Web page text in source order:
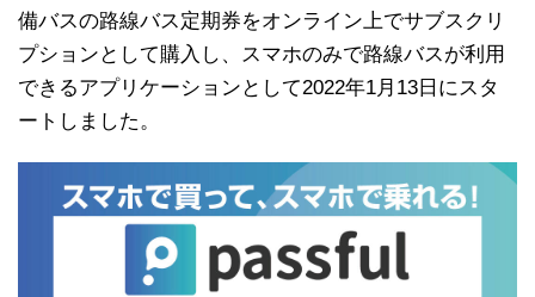
備バスの路線バス定期券をオンライン上でサブスクリ
プションとして購入し、スマホのみで路線バスが利用
できるアプリケーションとして2022年1月13日にスタ
ートしました。